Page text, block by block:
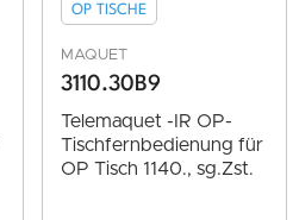
OP TISCHE
MAQUET
3110.30B9
Telemaquet -IR OP-
Tischfernbedienung für
OP Tisch 1140., sg.Zst.